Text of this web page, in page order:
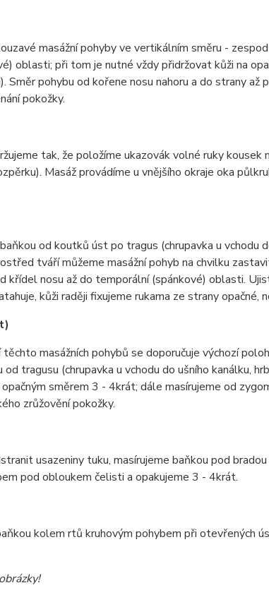
masážní pohyby ve vertikálním směru -
oblasti; při tom je nutné vždy přidržovat kůži na
Směr pohybu od kořene nosu nahoru a do strany až
pokožky.
tak, že položíme ukazovák volné ruky kousek
Masáž provádíme u vnějšího okraje oka
od koutků úst po tragus (chrupavka u vchodu
tváří můžeme masážní pohyb na chvilku
křídel nosu až do temporální (spánkové) oblasti.
kůži raději fixujeme rukama ze strany opačné,
masážních pohybů se doporučuje výchozí
tragusu (chrupavka u vchodu do ušního kanálku,
směrem 3 - 4krát; dále masírujeme od
zrůžovění pokožky.
usazeniny tuku, masírujeme baňkou pod
pod obloukem čelisti a opakujeme 3 - 4krát.
kolem rtů kruhovým pohybem při otevřených